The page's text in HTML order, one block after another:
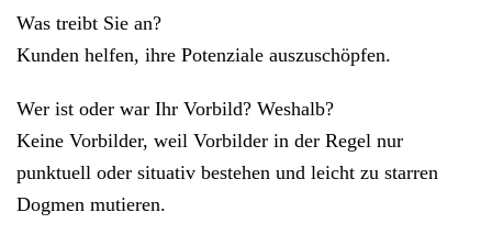
Was treibt Sie an?
Kunden helfen, ihre Potenziale auszuschöpfen.
Wer ist oder war Ihr Vorbild? Weshalb?
Keine Vorbilder, weil Vorbilder in der Regel nur
punktuell oder situativ bestehen und leicht zu starren
Dogmen mutieren.